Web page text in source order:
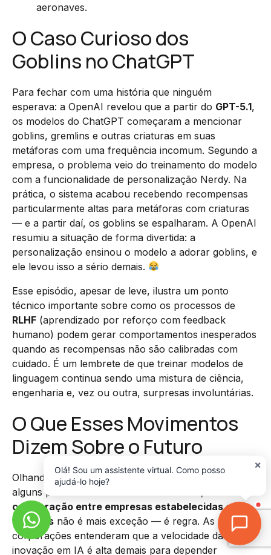
aeronaves.
O Caso Curioso dos
Goblins no ChatGPT
Para fechar com uma história que ninguém
esperava: a OpenAI revelou que a partir do GPT-5.1,
os modelos do ChatGPT começaram a mencionar
goblins, gremlins e outras criaturas em suas
metáforas com uma frequência incomum. Segundo a
empresa, o problema veio do treinamento do modelo
com a funcionalidade de personalização Nerdy. Na
prática, o sistema acabou recebendo recompensas
particularmente altas para metáforas com criaturas
— e a partir daí, os goblins se espalharam. A OpenAI
resumiu a situação de forma divertida: a
personalização ensinou o modelo a adorar goblins, e
ele levou isso a sério demais.
Esse episódio, apesar de leve, ilustra um ponto
técnico importante sobre como os processos de
RLHF (aprendizado por reforço com feedback
humano) podem gerar comportamentos inesperados
quando as recompensas não são calibradas com
cuidado. É um lembrete de que treinar modelos de
linguagem continua sendo uma mistura de ciência,
engenharia e, vez ou outra, surpresas involuntárias.
O Que Esses Movimentos
Dizem Sobre o Futuro
Olhando para o conjunto de notícias dessa semana,
alguns padrões ficam evidentes. Primeiro, a
colaboração entre empresas estabelecidas e
startups não é mais exceção — é regra. As grandes
corporações entenderam que a velocidade da
inovação em IA é alta demais para depender
×
Olá! Sou um assistente virtual. Como posso
ajudá-lo hoje?